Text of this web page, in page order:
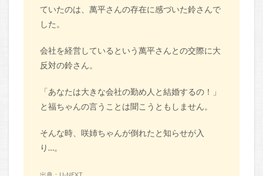
ていたのは、萬平さんの存在に感づいた鈴さんで
した。
会社を経営しているという萬平さんとの交際に大
反対の鈴さん。
「あなたは大きな会社の勤め人と結婚するの！」
と福ちゃんの言うことは聞こうともしません。
そんな時、咲姉ちゃんが倒れたと知らせが入
り…。
出典：U-NEXT